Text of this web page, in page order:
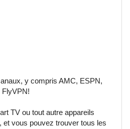
y compris AMC, ESPN,
FlyVPN!
TV ou tout autre appareils
et vous pouvez trouver tous les